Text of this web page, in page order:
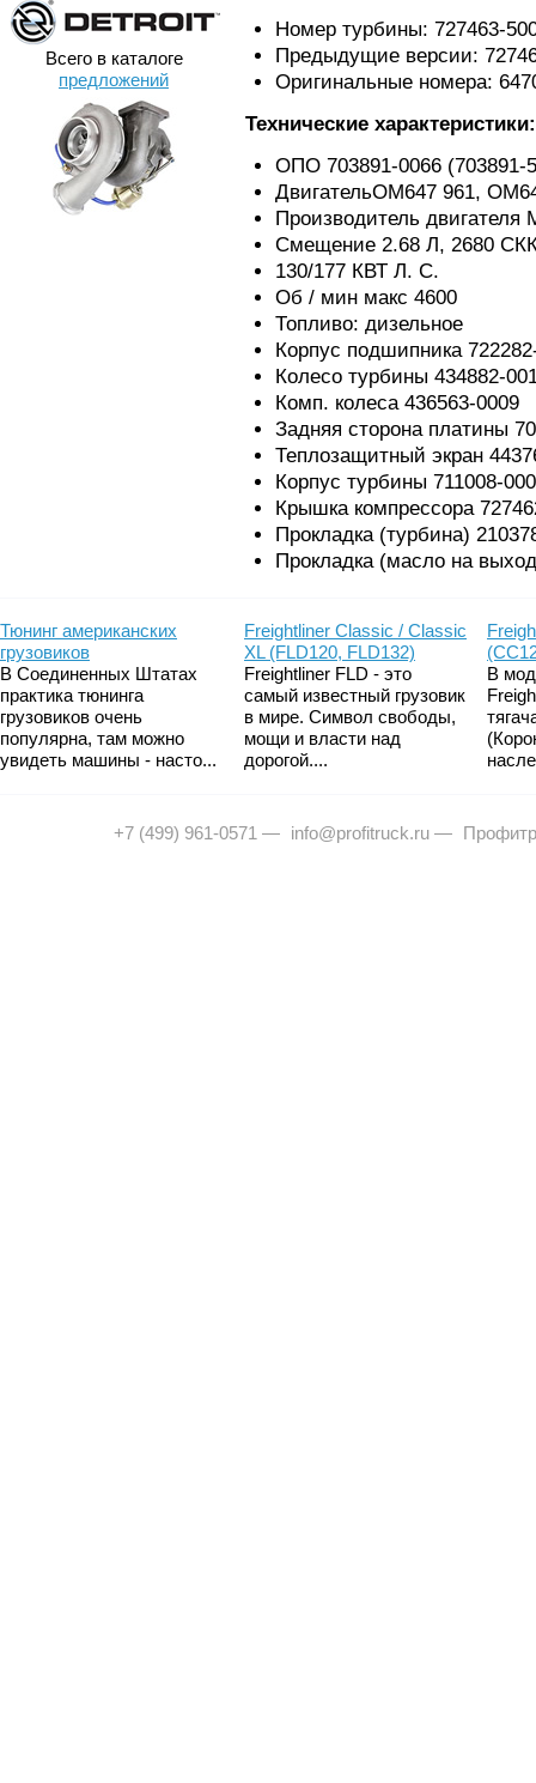
Всего в каталоге
предложений
Номер турбины: 727463-
Предыдущие версии:
Оригинальные номера:
Технические характеристики:
ОПО 703891-0066 (703891-
ДвигательOM647 961,
Производитель двигателя
Смещение 2.68 Л, 2680
130/177 КВТ Л. С.
Об / мин макс 4600
Топливо: дизельное
Корпус подшипника
Колесо турбины 434882-
Комп. колеса 436563-0009
Задняя сторона платины
Теплозащитный экран
Корпус турбины 711008-
Крышка компрессора
Прокладка (турбина)
Прокладка (масло на
Тюнинг американских
грузовиков
В Соединенных Штатах
практика тюнинга
грузовиков очень
популярна, там можно
увидеть машины - насто...
Freightliner Classic / Classic
XL (FLD120, FLD132)
Freightliner FLD - это
самый известный грузовик
в мире. Символ свободы,
мощи и власти над
дорогой....
В
+7 (499) 961-0571 — info@profitruck.ru —